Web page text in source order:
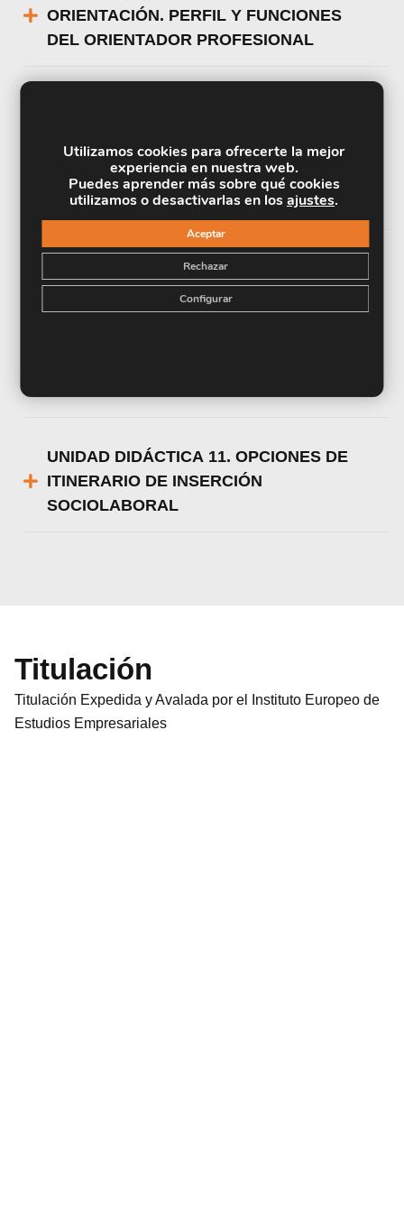
ORIENTACIÓN. PERFIL Y FUNCIONES
DEL ORIENTADOR PROFESIONAL
COLECTIVOS DESFAVORECIDOS.
COLECTIVOS DESFAVORECIDOS ANTE
EL MERCADO LABORAL
UNIDAD DIDÁCTICA 10. LA
INTERVENCIÓN SOCIOLABORAL. FASES
Y ACCIONES QUE CONFIGURAN UN
UNIDAD DIDÁCTICA 11. OPCIONES DE
ITINERARIO DE INSERCIÓN
SOCIOLABORAL
Titulación
Titulación Expedida y Avalada por el Instituto Europeo de
Estudios Empresariales
Utilizamos cookies para ofrecerte la mejor
experiencia en nuestra web.
Puedes aprender más sobre qué cookies
utilizamos o desactivarlas en losajustes.
Aceptar
Rechazar
Configurar